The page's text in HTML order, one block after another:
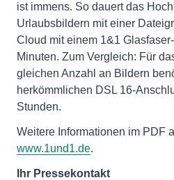
ist immens. So dauert das
Urlaubsbildern mit einer
Cloud mit einem 1&1
Minuten. Zum Vergleich: Für
gleichen Anzahl an Bildern
herkömmlichen DSL 16-
Stunden.
Weitere Informationen im PDF
www.1und1.de.
Ihr Pressekontakt